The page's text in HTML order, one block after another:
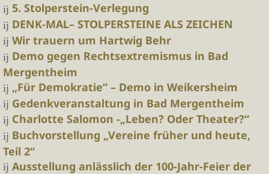
5. Stolperstein-Verlegung
DENK-MAL– STOLPERSTEINE ALS ZEICHEN
Wir trauern um Hartwig Behr
Demo gegen Rechtsextremismus in Bad
Mergentheim
„Für Demokratie“ – Demo in Weikersheim
Gedenkveranstaltung in Bad Mergentheim
Charlotte Salomon -„Leben? Oder Theater?“
Buchvorstellung „Vereine früher und heute,
Teil 2“
Ausstellung anlässlich der 100-Jahr-Feier der